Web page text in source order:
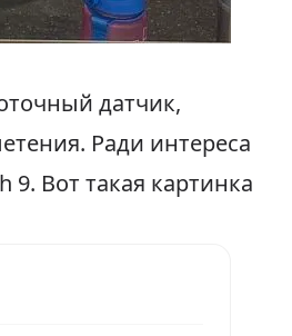
датчик,
Ради интереса
9. Вот такая картинка